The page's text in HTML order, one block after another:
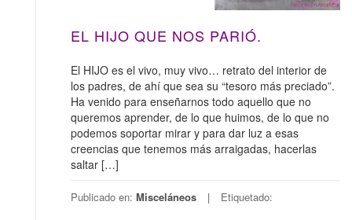
EL HIJO QUE NOS PARIÓ.
El HIJO es el vivo, muy vivo… retrato del interior de
los padres, de ahí que sea su “tesoro más preciado”.
Ha venido para enseñarnos todo aquello que no
queremos aprender, de lo que huimos, de lo que no
podemos soportar mirar y para dar luz a esas
creencias que tenemos más arraigadas, hacerlas
saltar […]
Publicado en: Misceláneos Etiquetado: